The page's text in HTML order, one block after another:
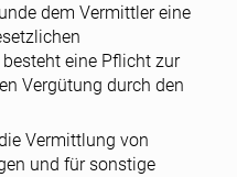
dem Vermittler eine
eine Pflicht zur
Vergütung durch den
Vermittlung von
und für sonstige